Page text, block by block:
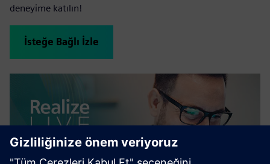
deneyime katılın!
İsteğe Bağlı İzle